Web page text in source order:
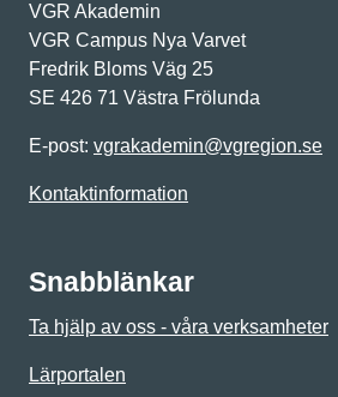
VGR Akademin
VGR Campus Nya Varvet
Fredrik Bloms Väg 25
SE 426 71 Västra Frölunda
E-post: vgrakademin@vgregion.se
Kontaktinformation
Snabblänkar
Ta hjälp av oss - våra verksamheter
Lärportalen